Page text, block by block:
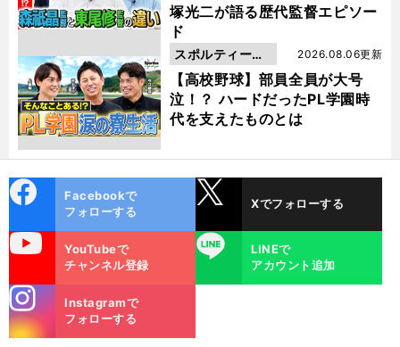
塚光二が語る歴代監督エピソー
ド
【高校野球】部員全員が大号
泣！？ ハードだったPL学園時
代を支えたものとは
2026.08.06更新
スポルティーバ
動画
ok
Facebookで
フォローする
Xでフォローする
YouTubeで
チャンネル登録
LINE
LINEで
アカウント追加
m
Instagramで
フォローする